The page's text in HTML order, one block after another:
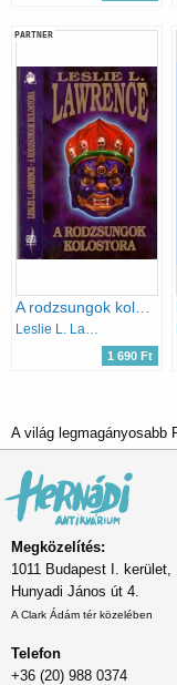
PARTNER
A rodzsungok kolostora
Leslie L. Lawrence
1 690 Ft
A világ legmagányosabb
Megközelítés:
1011 Budapest I. kerület,
Hunyadi János út 4.
A Clark Ádám tér közelében
Telefon
+36 (20) 988 0374